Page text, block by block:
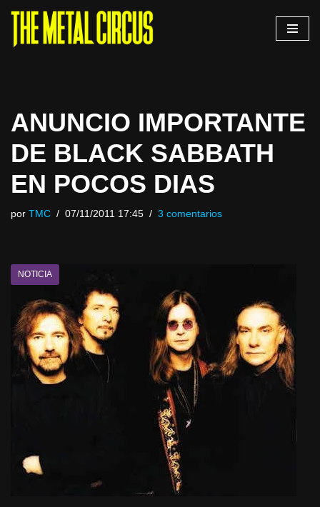
Saltar
ANUNCIO IMPORTANTE
DE BLACK SABBATH
EN POCOS DIAS
por TMC 07/11/2011 17:45 3 comentarios
NOTICIA